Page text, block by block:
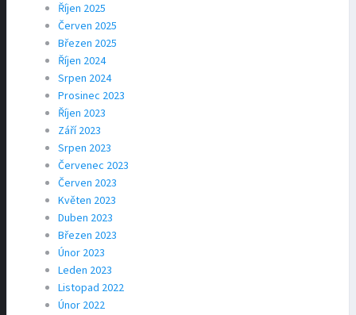
Říjen 2025
Červen 2025
Březen 2025
Říjen 2024
Srpen 2024
Prosinec 2023
Říjen 2023
Září 2023
Srpen 2023
Červenec 2023
Červen 2023
Květen 2023
Duben 2023
Březen 2023
Únor 2023
Leden 2023
Listopad 2022
Únor 2022